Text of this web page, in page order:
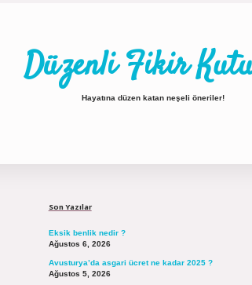
Düzenli Fikir
Hayatına düzen katan neşeli öneriler!
Son Yazılar
Eksik benlik nedir ?
Ağustos 6, 2026
Avusturya’da asgari ücret ne kadar 2025 ?
Ağustos 5, 2026